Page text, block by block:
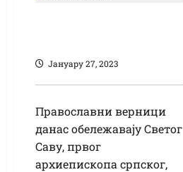
Јануарy 27, 2023
Православни верници
данас обележавају Светог
Саву, првог
архиепископа српског,